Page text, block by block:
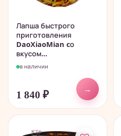
Лапша быстрого
приготовления
DaoXiaoMian cо
вкусом...
в наличии
1 840 ₽
→